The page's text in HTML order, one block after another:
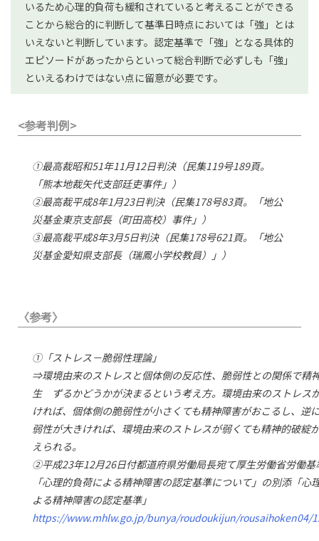
いるため心理的負荷も緩和されていると考えることができる
ことから総合的に判断して基準日時点においては「強」とは
いえないと判断しています。認定基準で「強」となる具体的
エピソードがあったからといって総合判断で必ずしも「強」
といえるわけではない点に留意が必要です。
<参考判例>
①最高裁昭和51年11月12日判決（民集119号189頁。
「熊本地裁矢代支部廷吏事件」）
②最高裁平成8年1月23日判決（民集178号83頁。「地公
災基金東京支部長（町田高校）事件」）
③最高裁平成8年3月5日判決（民集178号621頁。「地公
災基金愛知県支部長（瑞鳳小学校教員）」）
〈参考〉
①「ストレス－脆弱性理論」
⇒環境由来のストレスと個体側の反応性、脆弱性との関係で精
生 ずるかどうかが決まるという考え方。環境由来のストレス
ければ、個体側の脆弱性が小さくても精神障害がおこるし、逆
弱性が大きければ、環境由来のストレスが弱くても精神的破綻
えられる。
②平成23年12月26日付都道府県労働局長宛て厚生労働省労働基
「心理的負荷による精神障害の認定基準について」の別添「心
よる精神障害の認定基準」
https://www.mhlw.go.jp/bunya/roudoukijun/rousaihoken04/